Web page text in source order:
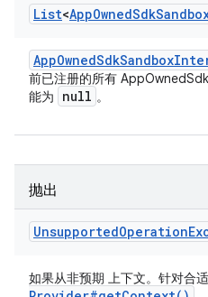
List<AppOwnedSdk
AppOwnedSdkSandbox
前已注册的所有
能为
null 。
抛出
UnsupportedOperation
如果从非预期 上下文。针对合